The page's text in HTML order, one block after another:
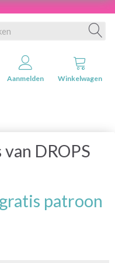
Aanmelden Winkelwagen
DROPS
patroon